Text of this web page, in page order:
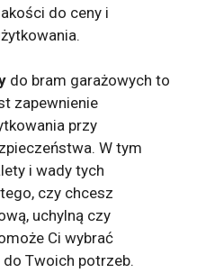
do ceny i
do bram garażowych to
zapewnienie
przy
W tym
i wady tych
czy chcesz
uchylną czy
Ci wybrać
Twoich potrzeb.